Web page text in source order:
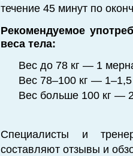
течение 45 минут по
Рекомендуемое
веса тела:
Вес до 78 кг — 1
Вес 78–100 кг —
Вес больше 100 кг —
Специалисты и
составляют отзывы и